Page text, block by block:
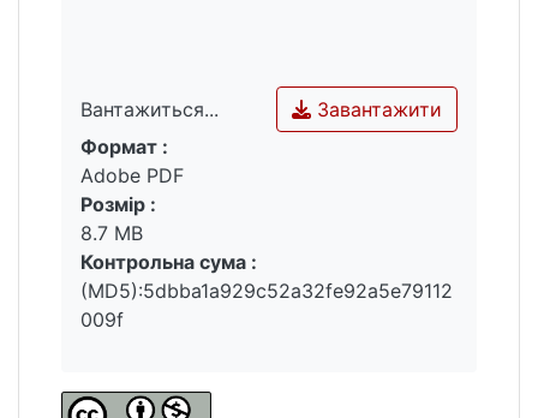
Вантажиться...
Вантажиться...
Завантажити
Формат :
Adobe PDF
Розмір :
8.7 MB
Контрольна сума :
(MD5):5dbba1a929c52a32fe92a5e79112
009f